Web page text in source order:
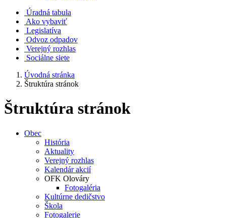
Úradná tabula
Ako vybaviť
Legislatíva
Odvoz odpadov
Verejný rozhlas
Sociálne siete
Úvodná stránka
Štruktúra stránok
Štruktúra stránok
Obec
História
Aktuality
Verejný rozhlas
Kalendár akcií
OFK Olováry
Fotogaléria
Kultúrne dedičstvo
Škola
Fotogalerie